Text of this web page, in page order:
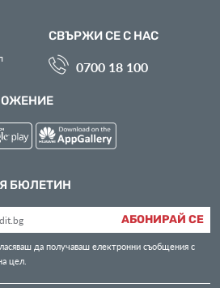
СВЪРЖИ СЕ С НАС
0700 18 100
БЮЛЕТИН
АБОНИРАЙ СЕ
да получаваш електронни съобщения с
цел.